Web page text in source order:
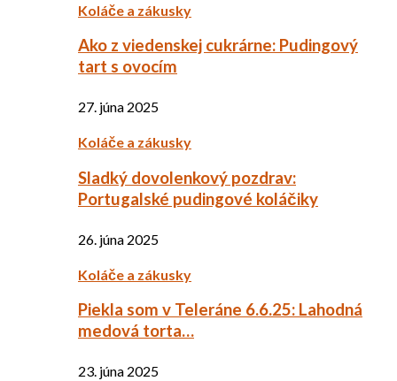
Koláče a zákusky
Ako z viedenskej cukrárne: Pudingový
tart s ovocím
27. júna 2025
Koláče a zákusky
Sladký dovolenkový pozdrav:
Portugalské pudingové koláčiky
26. júna 2025
Koláče a zákusky
Piekla som v Teleráne 6.6.25: Lahodná
medová torta…
23. júna 2025